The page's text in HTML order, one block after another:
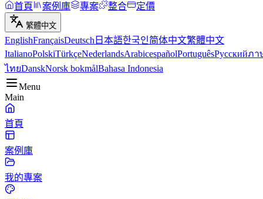
首頁
案例庫 專案 整合 定價
繁體中文
EnglishFrançaisDeutsch 日本語한국인简体中文繁體中文
ItalianoPolskiTürkçeNederlandsArabicespañolPortuguêsРусскийภา
ไทยDanskNorsk bokmålBahasa Indonesia
Menu
Main
首頁
案例庫
我的專案